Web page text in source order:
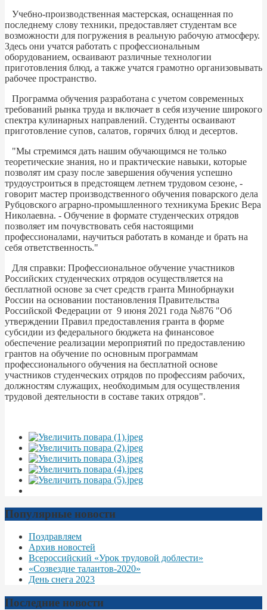
Учебно-производственная мастерская, оснащенная по
последнему слову техники, предоставляет студентам все
возможности для погружения в реальную рабочую атмосферу.
Здесь они учатся работать с профессиональным
оборудованием, осваивают различные технологии
приготовления блюд, а также учатся грамотно организовывать
рабочее пространство.
Программа обучения разработана с учетом современных
требований рынка труда и включает в себя изучение широкого
спектра кулинарных направлений. Студенты осваивают
приготовление супов, салатов, горячих блюд и десертов.
"Мы стремимся дать нашим обучающимся не только
теоретические знания, но и практические навыки, которые
позволят им сразу после завершения обучения успешно
трудоустроиться в предстоящем летнем трудовом сезоне, -
говорит мастер производственного обучения поварского дела
Рубцовского аграрно-промышленного техникума Брекис Вера
Николаевна. - Обучение в формате студенческих отрядов
позволяет им почувствовать себя настоящими
профессионалами, научиться работать в команде и брать на
себя ответственность."
Для справки: Профессиональное обучение участников
Российских студенческих отрядов осуществляется на
бесплатной основе за счет средств гранта Минобрнауки
России на основании постановления Правительства
Российской Федерации от 9 июня 2021 года №876 "Об
утверждении Правил предоставления гранта в форме
субсидии из федерального бюджета на финансовое
обеспечение реализации мероприятий по предоставлению
грантов на обучение по основным программам
профессионального обучения на бесплатной основе
участников студенческих отрядов по профессиям рабочих,
должностям служащих, необходимым для осуществления
трудовой деятельности в составе таких отрядов".
Популярные новости
Поздравляем
Архив новостей
Всероссийский «Урок трудовой доблести»
«Созвездие талантов-2020»
День снега 2023
Последние новости